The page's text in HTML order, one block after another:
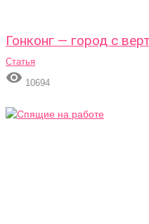
Гонконг — город с
Статья
 10694